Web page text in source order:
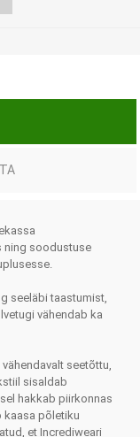
ning soodustuse
seeläbi taastumist,
vähendab ka
seetõttu,
sisaldab
hakkab piirkonnas
kaasa põletiku
et Incrediweari